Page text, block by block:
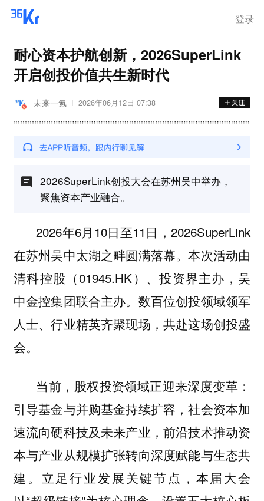
登录
耐心资本护航创新，2026SuperLink
开启创投价值共生新时代
未来一氪 2026年06月12日 07:38
2026SuperLink创投大会在苏州吴中举办，
聚焦资本产业融合。
2026年6月10日至11日，2026SuperLink
在苏州吴中太湖之畔圆满落幕。本次活动由
清科控股（01945.HK）、投资界主办，吴
中金控集团联合主办。数百位创投领域领军
人士、行业精英齐聚现场，共赴这场创投盛
会。
当前，股权投资领域正迎来深度变革：
引导基金与并购基金持续扩容，社会资本加
速流向硬科技及未来产业，前沿技术推动资
本与产业从规模扩张转向深度赋能与生态共
建。立足行业发展关键节点，本届大会